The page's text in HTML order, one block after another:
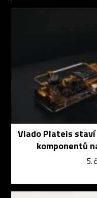
Vlado Plateis
komponentů
5.